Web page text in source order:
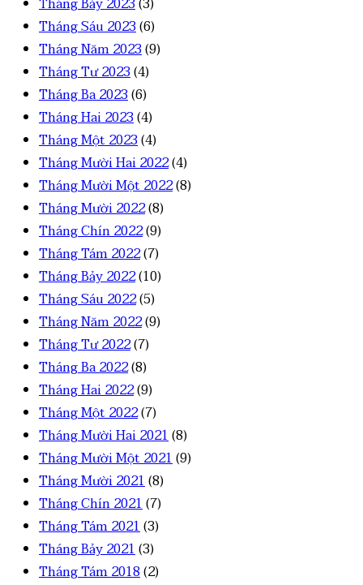
Tháng Sáu 2023(6)
Tháng Năm 2023(9)
Tháng Tư 2023(4)
Tháng Ba 2023(6)
Tháng Hai 2023(4)
Tháng Một 2023(4)
Tháng Mười Hai 2022(4)
Tháng Mười Một 2022(8)
Tháng Mười 2022(8)
Tháng Chín 2022(9)
Tháng Tám 2022(7)
Tháng Bảy 2022(10)
Tháng Sáu 2022(5)
Tháng Năm 2022(9)
Tháng Tư 2022(7)
Tháng Ba 2022(8)
Tháng Hai 2022(9)
Tháng Một 2022(7)
Tháng Mười Hai 2021(8)
Tháng Mười Một 2021(9)
Tháng Mười 2021(8)
Tháng Chín 2021(7)
Tháng Tám 2021(3)
Tháng Bảy 2021(3)
Tháng Tám 2018(2)